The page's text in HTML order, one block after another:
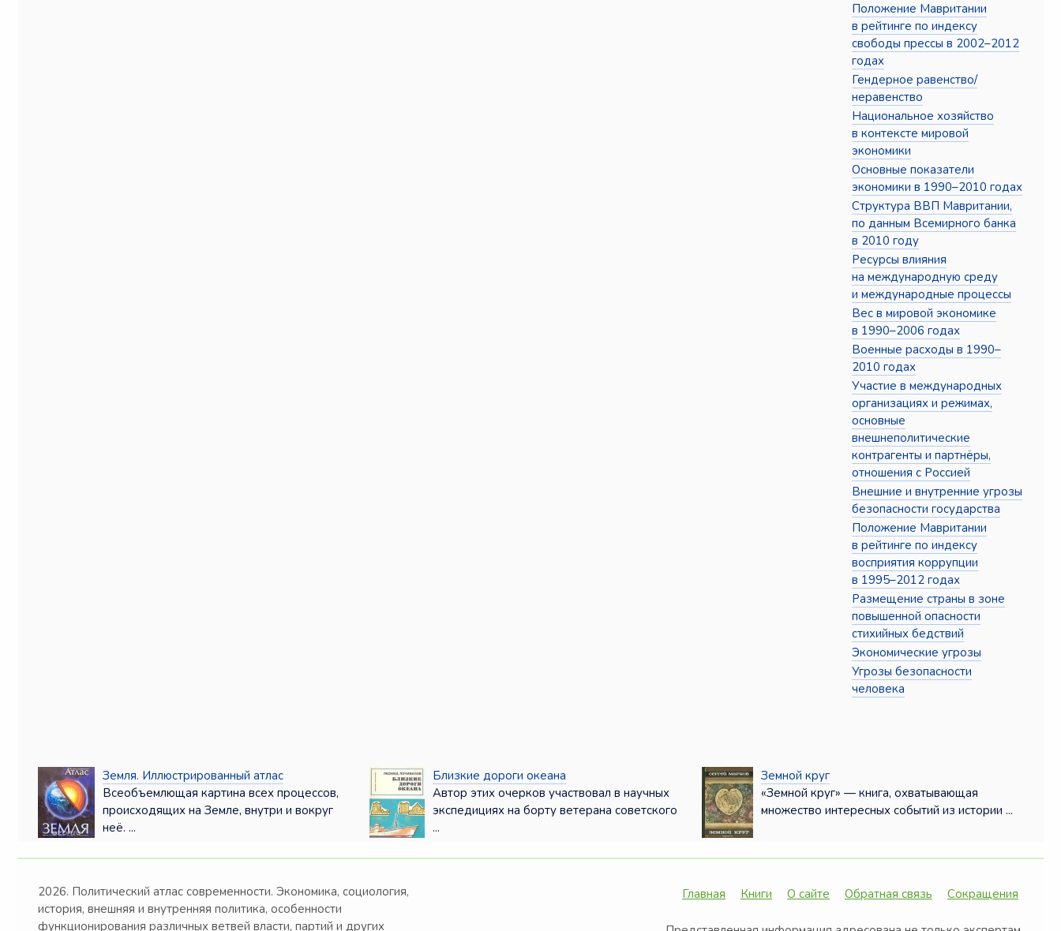
Положение Мавритании
в рейтинге по индексу
свободы прессы в 2002–2012
годах
Гендерное равенство/
неравенство
Национальное хозяйство
в контексте мировой
экономики
Основные показатели
экономики в 1990–2010 годах
Структура ВВП Мавритании,
по данным Всемирного банка
в 2010 году
Ресурсы влияния
на международную среду
и международные процессы
Вес в мировой экономике
в 1990–2006 годах
Военные расходы в 1990–
2010 годах
Участие в международных
организациях и режимах,
основные
внешнеполитические
контрагенты и партнёры,
отношения с Россией
Внешние и внутренние угрозы
безопасности государства
Положение Мавритании
в рейтинге по индексу
восприятия коррупции
в 1995–2012 годах
Размещение страны в зоне
повышенной опасности
стихийных бедствий
Экономические угрозы
Угрозы безопасности
человека
Земля. Иллюстрированный атлас
Всеобъемлющая картина всех процессов,
происходящих на Земле, внутри и вокруг
неё. ...
Близкие дороги океана
Автор этих очерков участвовал в научных
экспедициях на борту ветерана советского
...
Земной круг
«Земной круг» — книга, охватывающая
множество интересных событий из истории ...
2026. Политический атлас современности. Экономика, социология,
история, внешняя и внутренняя политика, особенности
функционирования различных ветвей власти, партий и других
Главная Книги О сайте Обратная связь Сокращения